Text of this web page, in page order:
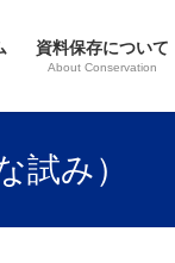
資料保存について
About Conservation
試み）